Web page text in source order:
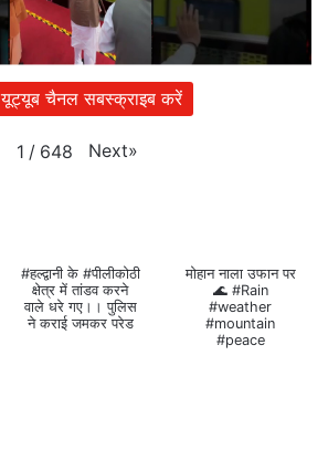
यूट्यूब चैनल सबस्क्राइब करें
1 / 648 Next»
#हल्द्वानी के #पीलीकोठी
क्षेत्र में तांडव करने
वाले धरे गए।। पुलिस
ने कराई जमकर परेड
मोहान नाला उफान पर
🌊 #Rain
#weather
#mountain
#peace